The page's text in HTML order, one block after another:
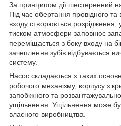
За принципом дії
Під час обертання провідного та
входу створюється розрідження,
тиском атмосфери заповнює
переміщається з боку входу на
зачеплення зубів відбувається
систему.
Насос складається з таких
робочого механізму, корпусу з
запобіжного та
ущільнення. Ущільнення може
власного виробництва.